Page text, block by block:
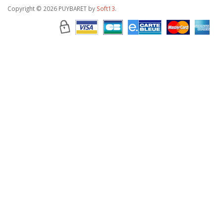
Copyright © 2026 PUYBARET by Soft13.